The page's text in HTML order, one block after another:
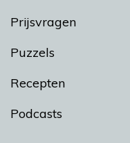
Prijsvragen
Puzzels
Recepten
Podcasts